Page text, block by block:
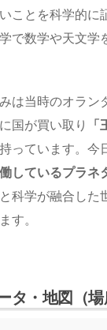
ことを科学的に
で数学や天文学
は当時のオラン
国が買い取り
「
っています。今
しているプラネ
科学が融合した
す。
タ・地図（場